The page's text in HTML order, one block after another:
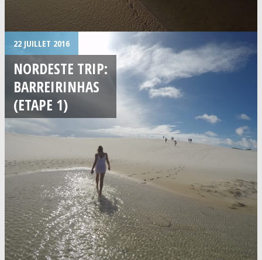
22 JUILLET 2016
NORDESTE TRIP:
BARREIRINHAS
(ETAPE 1)